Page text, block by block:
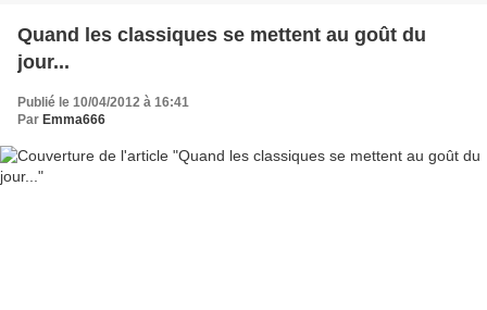
Quand les classiques se mettent au goût du
jour...
Publié le 10/04/2012 à 16:41
Par Emma666